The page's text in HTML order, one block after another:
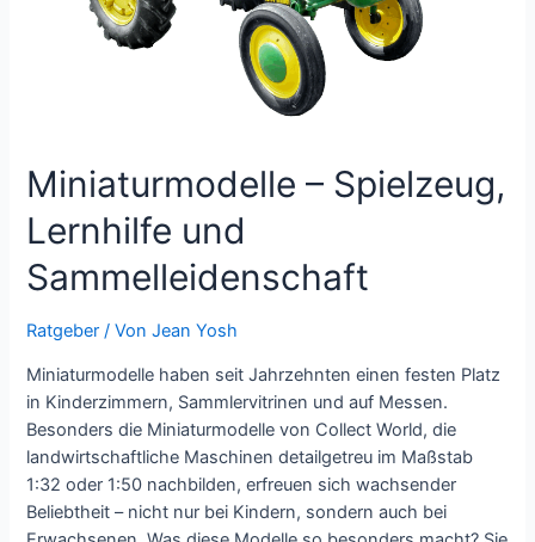
Miniaturmodelle – Spielzeug,
Lernhilfe und
Sammelleidenschaft
Ratgeber / VonJean Yosh
Miniaturmodelle haben seit Jahrzehnten einen festen Platz
in Kinderzimmern, Sammlervitrinen und auf Messen.
Besonders die Miniaturmodelle von Collect World, die
landwirtschaftliche Maschinen detailgetreu im Maßstab
1:32 oder 1:50 nachbilden, erfreuen sich wachsender
Beliebtheit – nicht nur bei Kindern, sondern auch bei